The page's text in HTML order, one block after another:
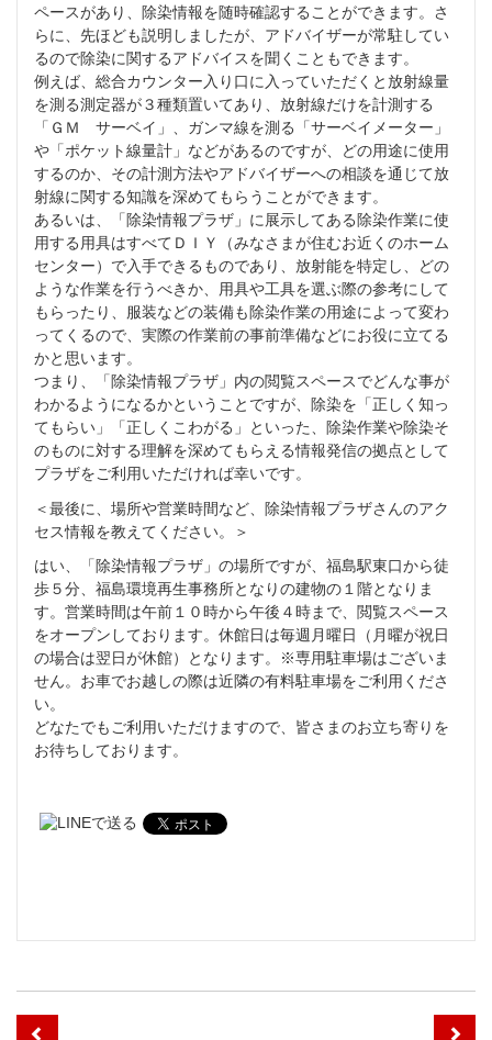
ペースがあり、除染情報を随時確認することができます。さ
らに、先ほども説明しましたが、アドバイザーが常駐してい
るので除染に関するアドバイスを聞くこともできます。
例えば、総合カウンター入り口に入っていただくと放射線量
を測る測定器が３種類置いてあり、放射線だけを計測する
「ＧＭ サーベイ」、ガンマ線を測る「サーベイメーター」
や「ポケット線量計」などがあるのですが、どの用途に使用
するのか、その計測方法やアドバイザーへの相談を通じて放
射線に関する知識を深めてもらうことができます。
あるいは、「除染情報プラザ」に展示してある除染作業に使
用する用具はすべてＤＩＹ（みなさまが住むお近くのホーム
センター）で入手できるものであり、放射能を特定し、どの
ような作業を行うべきか、用具や工具を選ぶ際の参考にして
もらったり、服装などの装備も除染作業の用途によって変わ
ってくるので、実際の作業前の事前準備などにお役に立てる
かと思います。
つまり、「除染情報プラザ」内の閲覧スペースでどんな事が
わかるようになるかということですが、除染を「正しく知っ
てもらい」「正しくこわがる」といった、除染作業や除染そ
のものに対する理解を深めてもらえる情報発信の拠点として
プラザをご利用いただければ幸いです。
＜最後に、場所や営業時間など、除染情報プラザさんのアク
セス情報を教えてください。＞
はい、「除染情報プラザ」の場所ですが、福島駅東口から徒
歩５分、福島環境再生事務所となりの建物の１階となりま
す。営業時間は午前１０時から午後４時まで、閲覧スペース
をオープンしております。休館日は毎週月曜日（月曜が祝日
の場合は翌日が休館）となります。※専用駐車場はございま
せん。お車でお越しの際は近隣の有料駐車場をご利用くださ
い。
どなたでもご利用いただけますので、皆さまのお立ち寄りを
お待ちしております。